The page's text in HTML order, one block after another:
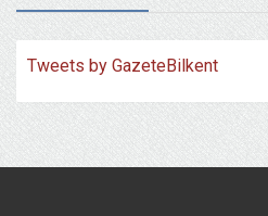
Tweets by GazeteBilkent